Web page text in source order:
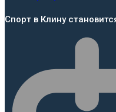
Спорт в Клину